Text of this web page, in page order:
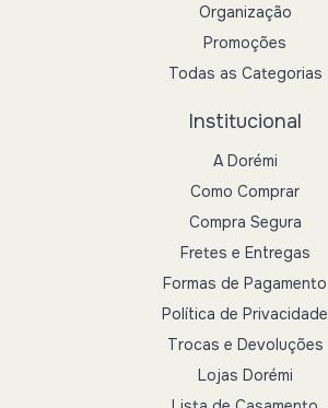
Organização
Promoções
Todas as Categorias
Institucional
A Dorémi
Como Comprar
Compra Segura
Fretes e Entregas
Formas de Pagamento
Política de Privacidade
Trocas e Devoluções
Lojas Dorémi